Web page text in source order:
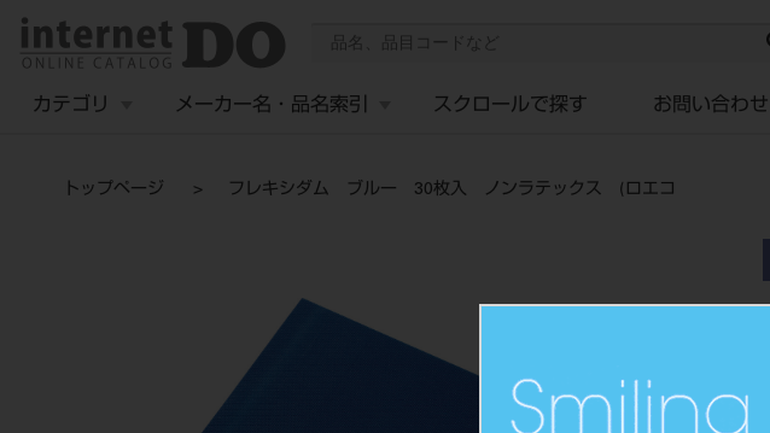
カテゴリ メーカー名・品名索引 スクロールで探す お問い合わせ
トップページ フレキシダム ブルー 30枚入 ノンラテックス (ロエコ